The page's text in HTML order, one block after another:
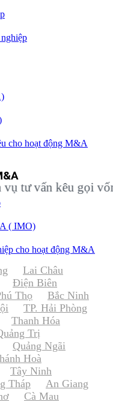
cho hoạt động M&A
( IMO)
cho hoạt động M&A
kêu gọi vốn đầu
Lai Châu
Điện Biên
Thọ
Bắc Ninh
TP. Hải Phòng
Thanh Hóa
Trị
Quảng Ngãi
Hoà
Tây Ninh
Tháp
An Giang
Cà Mau